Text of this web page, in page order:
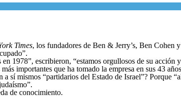
Times, los fundadores de Ben & Jerry’s, Ben Cohen
1978”, escribieron, “estamos orgullosos de su
importantes que ha tomado la empresa en sus 43
sí mismos “partidarios del Estado de Israel”? Porque
de conocimiento.